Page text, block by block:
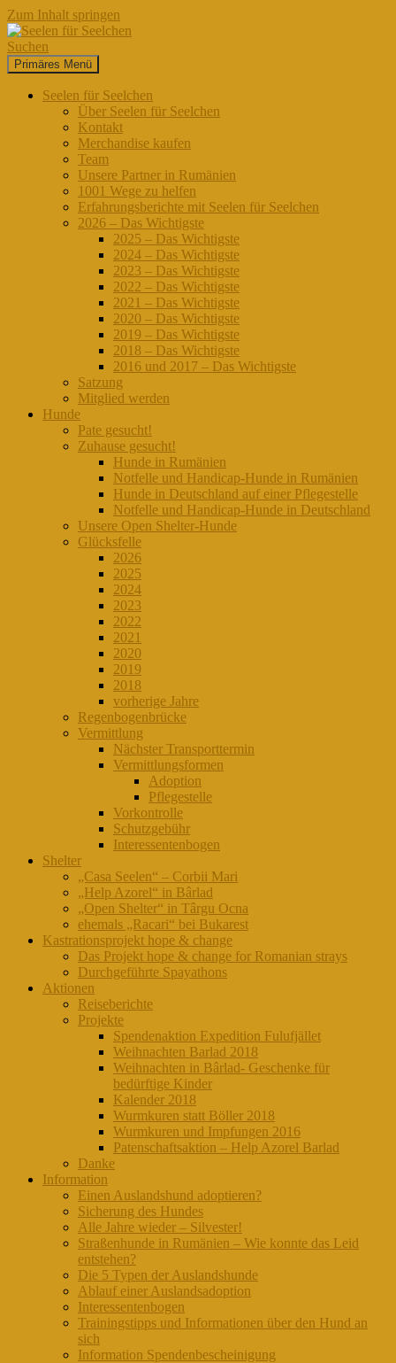
Zum Inhalt springen
Seelen für Seelchen
Suchen
Primäres Menü
Seelen für Seelchen
Über Seelen für Seelchen
Kontakt
Merchandise kaufen
Team
Unsere Partner in Rumänien
1001 Wege zu helfen
Erfahrungsberichte mit Seelen für Seelchen
2026 – Das Wichtigste
2025 – Das Wichtigste
2024 – Das Wichtigste
2023 – Das Wichtigste
2022 – Das Wichtigste
2021 – Das Wichtigste
2020 – Das Wichtigste
2019 – Das Wichtigste
2018 – Das Wichtigste
2016 und 2017 – Das Wichtigste
Satzung
Mitglied werden
Hunde
Pate gesucht!
Zuhause gesucht!
Hunde in Rumänien
Notfelle und Handicap-Hunde in Rumänien
Hunde in Deutschland auf einer Pflegestelle
Notfelle und Handicap-Hunde in Deutschland
Unsere Open Shelter-Hunde
Glücksfelle
2026
2025
2024
2023
2022
2021
2020
2019
2018
vorherige Jahre
Regenbogenbrücke
Vermittlung
Nächster Transporttermin
Vermittlungsformen
Adoption
Pflegestelle
Vorkontrolle
Schutzgebühr
Interessentenbogen
Shelter
„Casa Seelen“ – Corbii Mari
„Help Azorel“ in Bârlad
„Open Shelter“ in Târgu Ocna
ehemals „Racari“ bei Bukarest
Kastrationsprojekt hope & change
Das Projekt hope & change for Romanian strays
Durchgeführte Spayathons
Aktionen
Reiseberichte
Projekte
Spendenaktion Expedition Fulufjället
Weihnachten Barlad 2018
Weihnachten in Bârlad- Geschenke für
bedürftige Kinder
Kalender 2018
Wurmkuren statt Böller 2018
Wurmkuren und Impfungen 2016
Patenschaftsaktion – Help Azorel Barlad
Danke
Information
Einen Auslandshund adoptieren?
Sicherung des Hundes
Alle Jahre wieder – Silvester!
Straßenhunde in Rumänien – Wie konnte das Leid
entstehen?
Die 5 Typen der Auslandshunde
Ablauf einer Auslandsadoption
Interessentenbogen
Trainingstipps und Informationen über den Hund an
sich
Information Spendenbescheinigung